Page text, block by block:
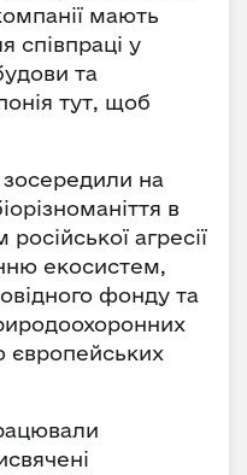
мають
співпраці у
та
тут, щоб
на
в
агресії
екосистем,
фонду та
європейських